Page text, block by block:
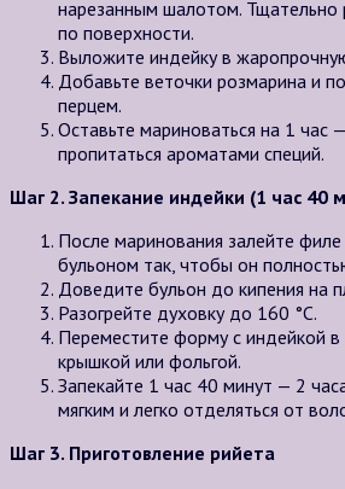
нарезанным шалотом. Тщательно
по поверхности.
Выложите индейку в
Добавьте веточки розмарина и
перцем.
Оставьте мариноваться на 1 час
пропитаться ароматами специй.
Шаг 2. Запекание индейки (1 час 40
После маринования залейте
бульоном так, чтобы он
Доведите бульон до кипения на
Разогрейте духовку до 160 °C.
Переместите форму с индейкой в
крышкой или фольгой.
Запекайте 1 час 40 минут — 2
мягким и легко отделяться от
Шаг 3. Приготовление рийета